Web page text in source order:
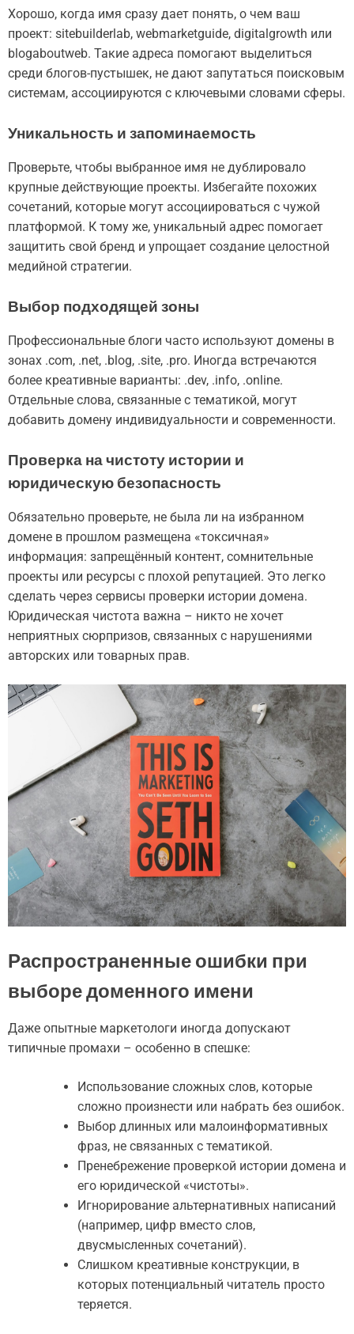
Хорошо, когда имя сразу дает понять, о чем ваш
проект: sitebuilderlab, webmarketguide, digitalgrowth или
blogaboutweb. Такие адреса помогают выделиться
среди блогов-пустышек, не дают запутаться поисковым
системам, ассоциируются с ключевыми словами сферы.
Уникальность и запоминаемость
Проверьте, чтобы выбранное имя не дублировало
крупные действующие проекты. Избегайте похожих
сочетаний, которые могут ассоциироваться с чужой
платформой. К тому же, уникальный адрес помогает
защитить свой бренд и упрощает создание целостной
медийной стратегии.
Выбор подходящей зоны
Профессиональные блоги часто используют домены в
зонах .com, .net, .blog, .site, .pro. Иногда встречаются
более креативные варианты: .dev, .info, .online.
Отдельные слова, связанные с тематикой, могут
добавить домену индивидуальности и современности.
Проверка на чистоту истории и
юридическую безопасность
Обязательно проверьте, не была ли на избранном
домене в прошлом размещена «токсичная»
информация: запрещённый контент, сомнительные
проекты или ресурсы с плохой репутацией. Это легко
сделать через сервисы проверки истории домена.
Юридическая чистота важна – никто не хочет
неприятных сюрпризов, связанных с нарушениями
авторских или товарных прав.
Распространенные ошибки при
выборе доменного имени
Даже опытные маркетологи иногда допускают
типичные промахи – особенно в спешке:
Использование сложных слов, которые
сложно произнести или набрать без ошибок.
Выбор длинных или малоинформативных
фраз, не связанных с тематикой.
Пренебрежение проверкой истории домена и
его юридической «чистоты».
Игнорирование альтернативных написаний
(например, цифр вместо слов,
двусмысленных сочетаний).
Слишком креативные конструкции, в
которых потенциальный читатель просто
теряется.